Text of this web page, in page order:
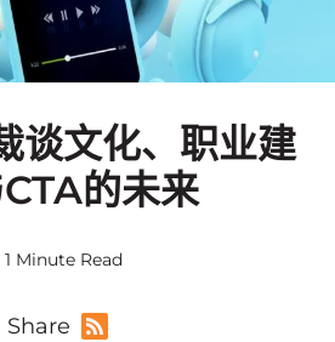
谈文化、职业建
的未来
1 Minute Read
Share